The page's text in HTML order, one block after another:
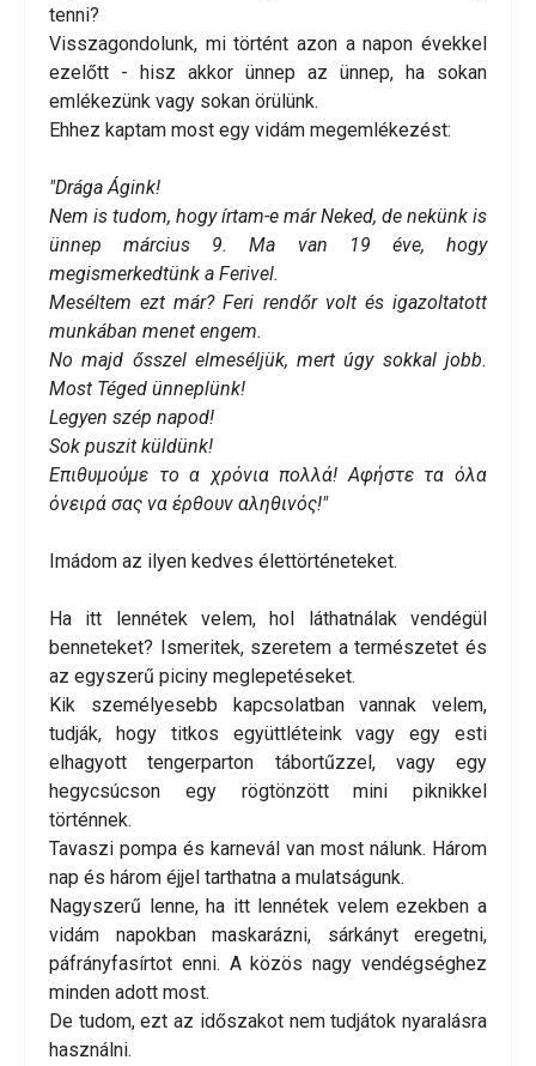
tenni?
Visszagondolunk, mi történt azon a napon évekkel
ezelőtt - hisz akkor ünnep az ünnep, ha sokan
emlékezünk vagy sokan örülünk.
Ehhez kaptam most egy vidám megemlékezést:
"Drága Ágink!
Nem is tudom, hogy írtam-e már Neked, de nekünk is
ünnep március 9. Ma van 19 éve, hogy
megismerkedtünk a Ferivel.
Meséltem ezt már? Feri rendőr volt és igazoltatott
munkában menet engem.
No majd ősszel elmeséljük, mert úgy sokkal jobb.
Most Téged ünneplünk!
Legyen szép napod!
Sok puszit küldünk!
Επιθυμούμε το α χρόνια πολλά! Αφήστε τα όλα
όνειρά σας να έρθουν αληθινός!"
Imádom az ilyen kedves élettörténeteket.
Ha itt lennétek velem, hol láthatnálak vendégül
benneteket? Ismeritek, szeretem a természetet és
az egyszerű piciny meglepetéseket.
Kik személyesebb kapcsolatban vannak velem,
tudják, hogy titkos együttléteink vagy egy esti
elhagyott tengerparton tábortűzzel, vagy egy
hegycsúcson egy rögtönzött mini piknikkel
történnek.
Tavaszi pompa és karnevál van most nálunk. Három
nap és három éjjel tarthatna a mulatságunk.
Nagyszerű lenne, ha itt lennétek velem ezekben a
vidám napokban maskarázni, sárkányt eregetni,
páfrányfasírtot enni. A közös nagy vendégséghez
minden adott most.
De tudom, ezt az időszakot nem tudjátok nyaralásra
használni.